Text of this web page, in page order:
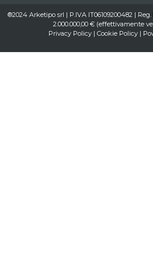
®2024 Arketipo srl | P.IVA IT06109200482 | Reg.
2.000.000,00 € (effettivamente
Privacy Policy| Cookie Policy|